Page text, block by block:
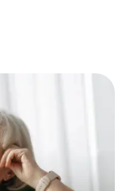
werden
die